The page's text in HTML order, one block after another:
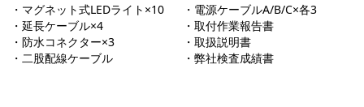
・マグネット式LEDライト×10
・電源ケーブルA/B/C×各3
・延長ケーブル×4
・取付作業報告書
・防水コネクター×3
・取扱説明書
・二股配線ケーブル
・弊社検査成績書